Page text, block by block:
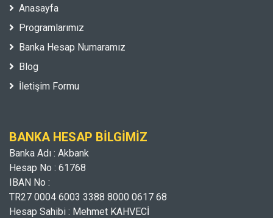
Anasayfa
Programlarımız
Banka Hesap Numaramız
Blog
İletişim Formu
BANKA HESAP BILGIMIZ
Banka Adı : Akbank
Hesap No : 61768
IBAN No :
TR27 0004 6003 3388 8000 0617 68
Hesap Sahibi : Mehmet KAHVECİ